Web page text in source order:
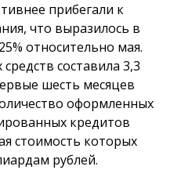
прибегали к
что выразилось в
относительно мая.
составила 3,3
шесть месяцев
оформленных
кредитов
стоимость которых
рублей.